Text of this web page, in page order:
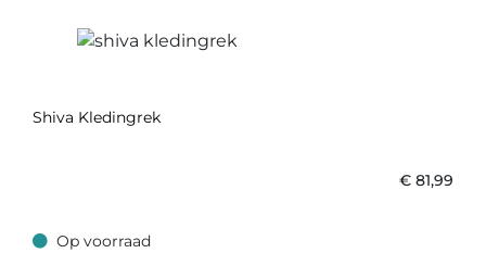
Shiva Kledingrek
€ 81,99
Op voorraad
Op voorraad